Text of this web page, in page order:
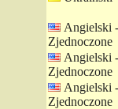
Angielski
Zjednoczone
Angielski
Zjednoczone
Angielski
Zjednoczone